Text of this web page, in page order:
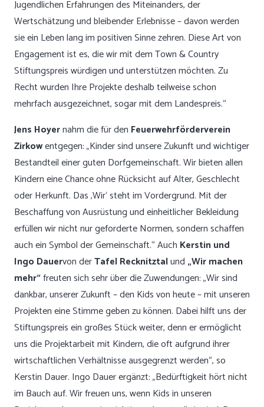
Jugendlichen Erfahrungen des Miteinanders, der
Wertschätzung und bleibender Erlebnisse – davon werden
sie ein Leben lang im positiven Sinne zehren. Diese Art von
Engagement ist es, die wir mit dem Town & Country
Stiftungspreis würdigen und unterstützen möchten. Zu
Recht wurden Ihre Projekte deshalb teilweise schon
mehrfach ausgezeichnet, sogar mit dem Landespreis.“
Jens Hoyernahm die für den Feuerwehrförderverein
Zirkowentgegen: „Kinder sind unsere Zukunft und wichtiger
Bestandteil einer guten Dorfgemeinschaft. Wir bieten allen
Kindern eine Chance ohne Rücksicht auf Alter, Geschlecht
oder Herkunft. Das ‚Wir‘ steht im Vordergrund. Mit der
Beschaffung von Ausrüstung und einheitlicher Bekleidung
erfüllen wir nicht nur geforderte Normen, sondern schaffen
auch ein Symbol der Gemeinschaft.“ Auch Kerstin und
Ingo Dauervon derTafel Recknitztalund „Wir machen
mehr“freuten sich sehr über die Zuwendungen: „Wir sind
dankbar, unserer Zukunft – den Kids von heute – mit unseren
Projekten eine Stimme geben zu können. Dabei hilft uns der
Stiftungspreis ein großes Stück weiter, denn er ermöglicht
uns die Projektarbeit mit Kindern, die oft aufgrund ihrer
wirtschaftlichen Verhältnisse ausgegrenzt werden“, so
Kerstin Dauer. Ingo Dauer ergänzt: „Bedürftigkeit hört nicht
im Bauch auf. Wir freuen uns, wenn Kids in unseren